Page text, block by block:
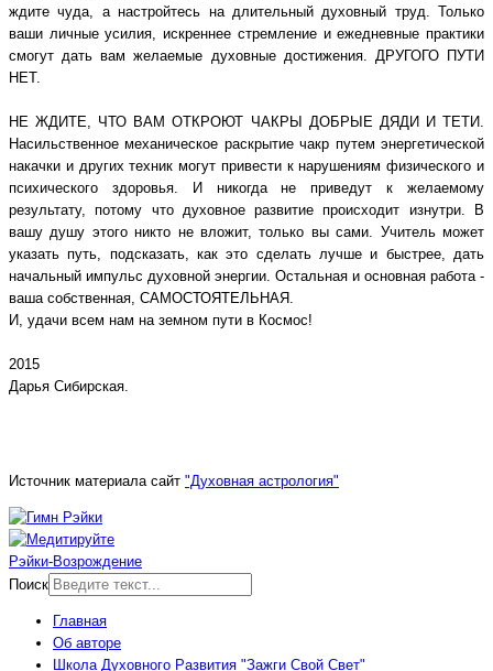
ждите чуда, а настройтесь на длительный духовный труд. Только
ваши личные усилия, искреннее стремление и ежедневные практики
смогут дать вам желаемые духовные достижения. ДРУГОГО ПУТИ
НЕТ.
НЕ ЖДИТЕ, ЧТО ВАМ ОТКРОЮТ ЧАКРЫ ДОБРЫЕ ДЯДИ И ТЕТИ.
Насильственное механическое раскрытие чакр путем энергетической
накачки и других техник могут привести к нарушениям физического и
психического здоровья. И никогда не приведут к желаемому
результату, потому что духовное развитие происходит изнутри. В
вашу душу этого никто не вложит, только вы сами. Учитель может
указать путь, подсказать, как это сделать лучше и быстрее, дать
начальный импульс духовной энергии. Остальная и основная работа -
ваша собственная, САМОСТОЯТЕЛЬНАЯ.
И, удачи всем нам на земном пути в Космос!
2015
Дарья Сибирская.
Источник материала сайт "Духовная астрология"
Рэйки-Возрождение
Поиск
Главная
Об авторе
Школа Духовного Развития "Зажги Свой Свет"